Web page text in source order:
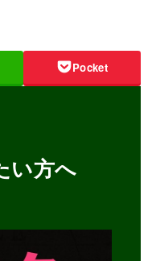
Pocket
い方へ